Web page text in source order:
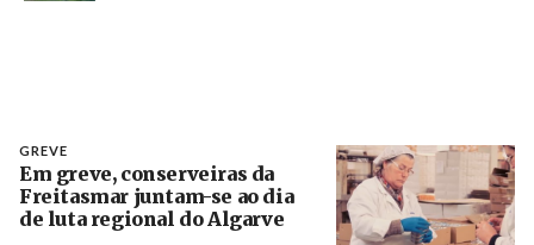
GREVE
Em greve, conserveiras da
Freitasmar juntam-se ao dia
de luta regional do Algarve